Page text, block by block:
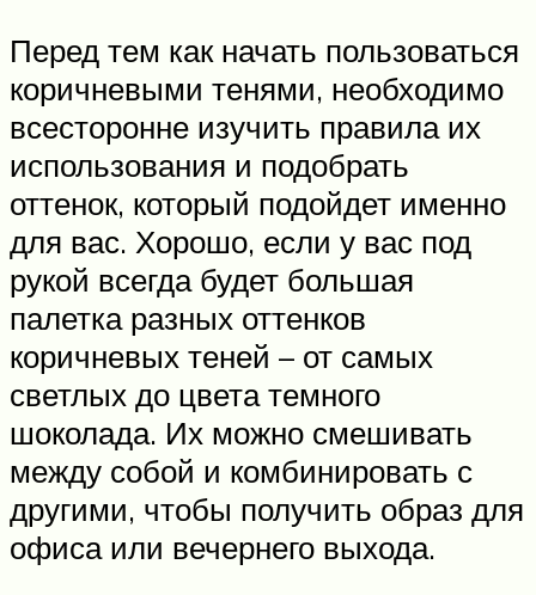
Перед тем как начать пользоваться
коричневыми тенями, необходимо
всесторонне изучить правила их
использования и подобрать
оттенок, который подойдет именно
для вас. Хорошо, если у вас под
рукой всегда будет большая
палетка разных оттенков
коричневых теней – от самых
светлых до цвета темного
шоколада. Их можно смешивать
между собой и комбинировать с
другими, чтобы получить образ для
офиса или вечернего выхода.